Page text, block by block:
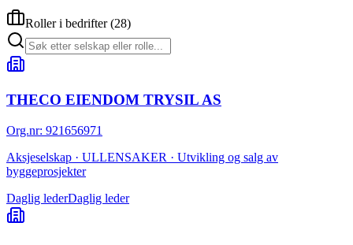
Roller i bedrifter(28)
THECO EIENDOM TRYSIL AS
Org.nr: 921656971
Aksjeselskap · ULLENSAKER · Utvikling og salg av
byggeprosjekter
Daglig lederDaglig leder